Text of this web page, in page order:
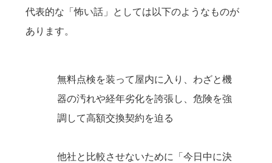
代表的な「怖い話」としては以下のようなものが
あります。
無料点検を装って屋内に入り、わざと機
器の汚れや経年劣化を誇張し、危険を強
調して高額交換契約を迫る
他社と比較させないために「今日中に決